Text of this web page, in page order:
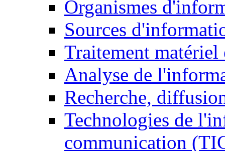
Organismes
Sources
Traitement matériel
Analyse de
Recherche,
Technologies de
communication